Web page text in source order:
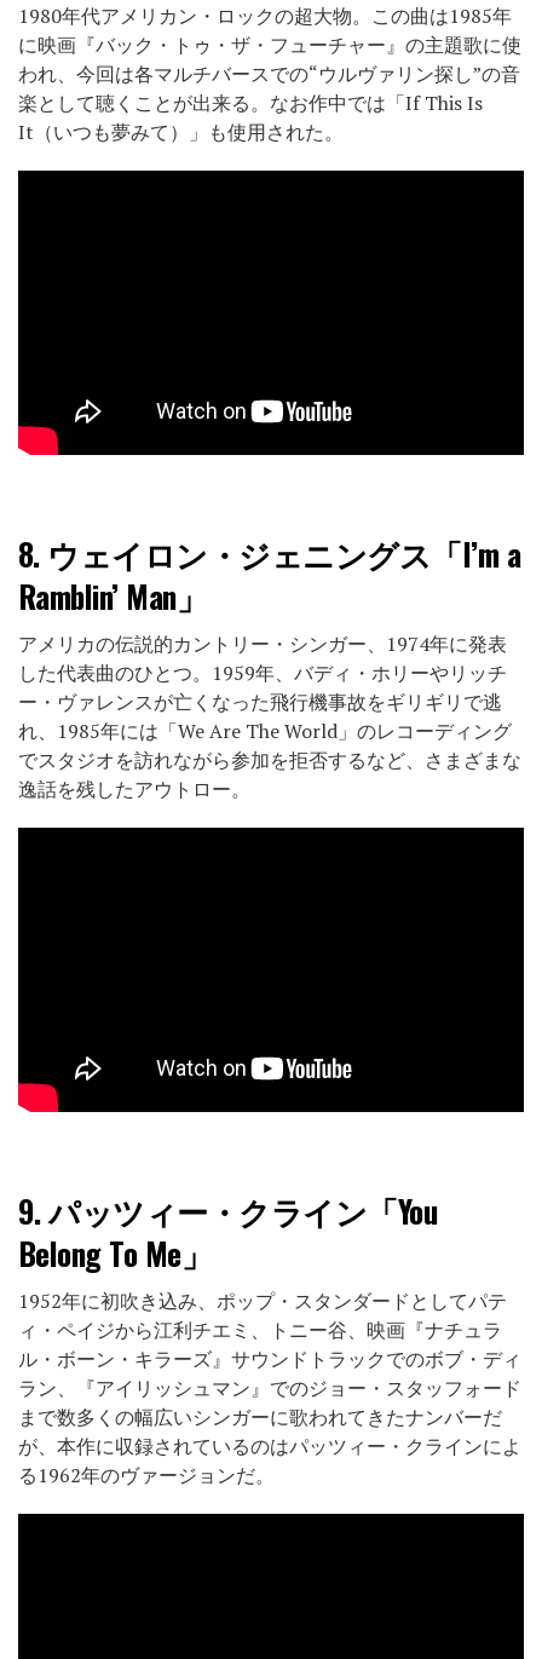
1980年代アメリカン・ロックの超大物。この曲は1985年
に映画『バック・トゥ・ザ・フューチャー』の主題歌に使
われ、今回は各マルチバースでの“ウルヴァリン探し”の音
楽として聴くことが出来る。なお作中では「If This Is
It（いつも夢みて）」も使用された。
8. ウェイロン・ジェニングス「I’m a
Ramblin’ Man」
アメリカの伝説的カントリー・シンガー、1974年に発表
した代表曲のひとつ。1959年、バディ・ホリーやリッチ
ー・ヴァレンスが亡くなった飛行機事故をギリギリで逃
れ、1985年には「We Are The World」のレコーディング
でスタジオを訪れながら参加を拒否するなど、さまざまな
逸話を残したアウトロー。
9.パッツィー・クライン「You
Belong To Me」
1952年に初吹き込み、ポップ・スタンダードとしてパテ
ィ・ペイジから江利チエミ、トニー谷、映画『ナチュラ
ル・ボーン・キラーズ』サウンドトラックでのボブ・ディ
ラン、『アイリッシュマン』でのジョー・スタッフォード
まで数多くの幅広いシンガーに歌われてきたナンバーだ
が、本作に収録されているのはパッツィー・クラインによ
る1962年のヴァージョンだ。